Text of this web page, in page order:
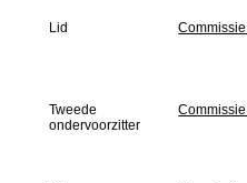
Lid
Tweede
ondervoorzitter